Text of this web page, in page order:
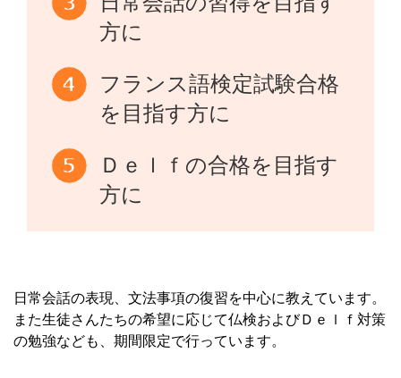
方に
フランス語検定試験合格
を目指す方に
Ｄｅｌｆの合格を目指す
方に
日常会話の表現、文法事項の復習を中心に教えています。
また生徒さんたちの希望に応じて仏検およびＤｅｌｆ対策
の勉強なども、期間限定で行っています。